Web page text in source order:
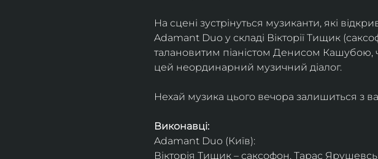
На сцені зустрінуться музиканти, які
Adamant Duo у складі Вікторії Тищик
талановитим піаністом Денисом Кашубою,
цей неординарний музичний діалог.
Нехай музика цього вечора залишиться з
Виконавці:
Adamant Duo (Київ):
Вікторія Тищик – саксофон, Тарас